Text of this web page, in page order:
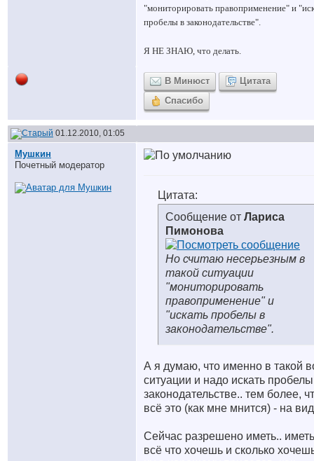
"мониторировать правоприменение" и
пробелы в законодательстве".
Я НЕ ЗНАЮ, что делать.
В Минюст
Цитата
Спасибо
01.12.2010, 01:05
Мушкин
Почетный модератор
Цитата:
Сообщение от Лариса
Пимонова
Но считаю несерьезным в
такой ситуации
"мониторировать
правоприменение" и
"искать пробелы в
законодательстве".
А я думаю, что именно в такой
ситуации и надо искать
законодательстве.. тем более,
всё это (как мне мнится) - на
Сейчас разрешено иметь.. иметь
всё что хочешь и сколько